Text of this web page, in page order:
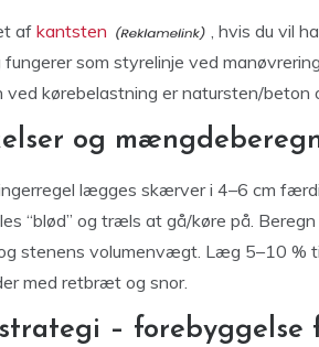
af kantsten
, hvis du vil
som styrelinje ved
ved kørebelastning er natursten/
og
lægges skærver i 4–6 cm
“blød” og træls at gå/køre på.
stenens volumenvægt. Læg 5–10 %
med retbræt og snor.
– forebyggelse